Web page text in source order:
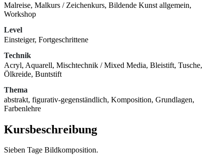
Malreise, Malkurs / Zeichenkurs, Bildende Kunst allgemein,
Workshop
Level
Einsteiger, Fortgeschrittene
Technik
Acryl, Aquarell, Mischtechnik / Mixed Media, Bleistift, Tusche,
Ölkreide, Buntstift
Thema
abstrakt, figurativ-gegenständlich, Komposition, Grundlagen,
Farbenlehre
Kursbeschreibung
Sieben Tage Bildkomposition.